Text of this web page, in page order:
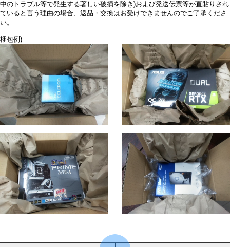
中のトラブル等で発生する著しい破損を除き)および発送伝票等が直貼りされ
ていると言う理由の場合、返品・交換はお受けできませんのでご了承くださ
い。
梱包例)